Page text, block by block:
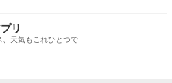
リ
、天気もこれひとつで